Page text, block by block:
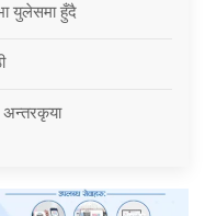
युलेसमा हुँदै
अन्तरकृया